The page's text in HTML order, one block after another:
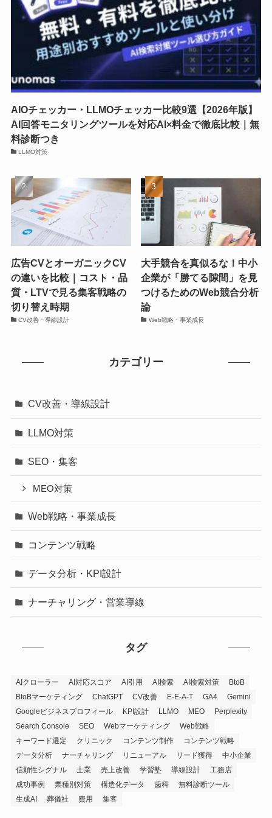
AIOチェッカー・LLMOチェッカー比較9選【2026年版】
AI回答モニタリングツールを対応AI×料金で徹底比較｜無
料診断つき
LLMO対策
広告CVとオーガニックCV
の違いを比較｜コスト・品
質・LTVで見る集客戦略の
切り替え時期
CV改善・導線設計
大手競合を真似るな！中小
企業が「勝てる隙間」を見
つけるためのWeb競合分析
論
Web戦略・事業成長
カテゴリー
CV改善・導線設計
LLMO対策
SEO・集客
MEO対策
Web戦略・事業成長
コンテンツ戦略
データ分析・KPI設計
ナーチャリング・営業導線
タグ
AIクローラー AI対応スコア AI引用 AI検索 AI検索対策
BtoB
BtoBマーケティング
ChatGPT CV改善 E-E-A-T GA4
Gemini
Googleビジネスプロフィール
KPI設計 LLMO MEO
Perplexity
Search Console
SEO Webマーケティング
Web戦略
キーワード選定
クリニック コンテンツ制作
コンテンツ戦略
データ分析
ナーチャリング リニューアル リード獲得
中小企業
信頼性シグナル
士業 売上改善 学習塾 導線設計
工務店
成功事例
業種別対策 構造化データ 歯科
無料診断ツール
生成AI
葬儀社 費用 集客